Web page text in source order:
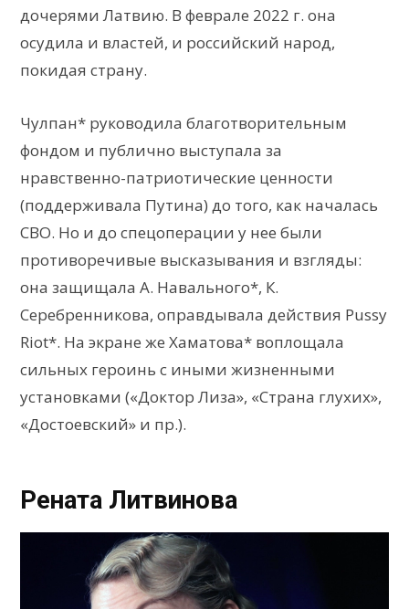
дочерями Латвию. В феврале 2022 г. она
осудила и властей, и российский народ,
покидая страну.
Чулпан* руководила благотворительным
фондом и публично выступала за
нравственно-патриотические ценности
(поддерживала Путина) до того, как началась
СВО. Но и до спецоперации у нее были
противоречивые высказывания и взгляды:
она защищала А. Навального*, К.
Серебренникова, оправдывала действия Pussy
Riot*. На экране же Хаматова* воплощала
сильных героинь с иными жизненными
установками («Доктор Лиза», «Страна глухих»,
«Достоевский» и пр.).
Рената Литвинова